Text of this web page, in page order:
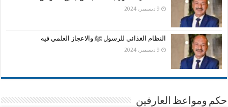
9 ديسمبر، 2024
النظام الغذائي للرسول ﷺ والاعجاز العلمي فيه
9 ديسمبر، 2024
حكم ومواعظ العارفين